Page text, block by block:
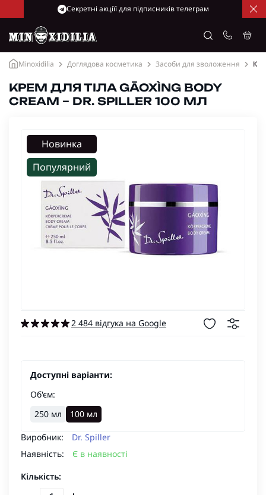
Cекретні акціїї для підписників телеграм
Minoxidilia Доглядова косметика Засоби для зволоження
КРЕМ ДЛЯ ТІЛА GĀOXÌNG BODY
CREAM – DR. SPILLER 100 МЛ
Новинка
Популярний
2 484 відгука на Google
Виробник:
Dr. Spiller
Наявність:
Є в наявності
Кількість:
Доступні варіанти:
Об'єм:
250 мл
100 мл